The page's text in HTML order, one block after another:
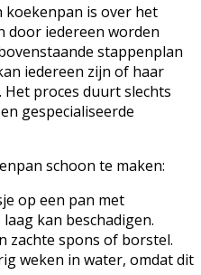
koekenpan is over het
door iedereen worden
stappenplan
iedereen zijn of haar
proces duurt slechts
gespecialiseerde
schoon te maken:
op een pan met
kan beschadigen.
zachte spons of borstel.
weken in water, omdat dit